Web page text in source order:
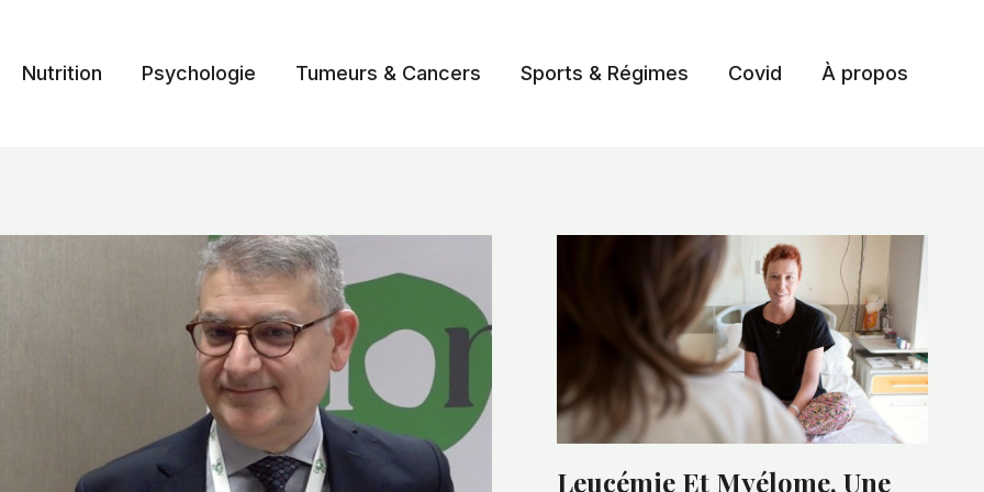
Nutrition Psychologie Tumeurs & Cancers Sports & Régimes Covid À propos
Leucémie Et Myélome, Une